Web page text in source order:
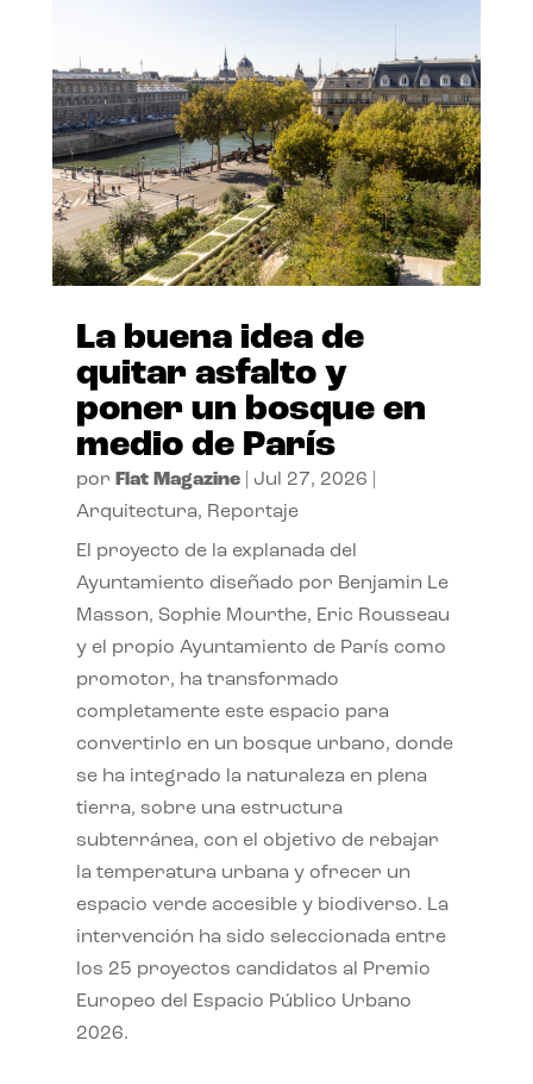
La buena idea de
quitar asfalto y
poner un bosque en
medio de París
por Flat Magazine| Jul 27, 2026
Arquitectura, Reportaje
El proyecto de la explanada del
Ayuntamiento diseñado por Benjamin Le
Masson, Sophie Mourthe, Eric Rousseau
y el propio Ayuntamiento de París como
promotor, ha transformado
completamente este espacio para
convertirlo en un bosque urbano, donde
se ha integrado la naturaleza en plena
tierra, sobre una estructura
subterránea, con el objetivo de rebajar
la temperatura urbana y ofrecer un
espacio verde accesible y biodiverso. La
intervención ha sido seleccionada entre
los 25 proyectos candidatos al Premio
Europeo del Espacio Público Urbano
2026.